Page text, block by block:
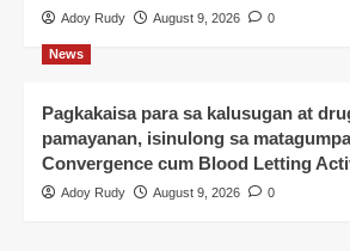
Adoy Rudy August 9, 2026 0
News
Pagkakaisa para sa kalusugan at
pamayanan, isinulong sa
Convergence cum Blood Letting
Adoy Rudy August 9, 2026 0